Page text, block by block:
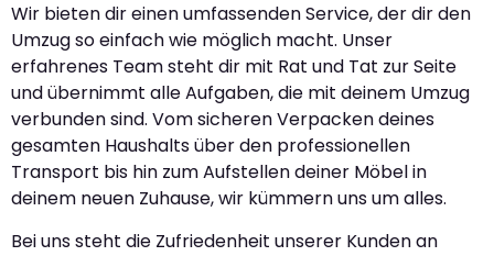
Wir bieten dir einen umfassenden Service, der dir den
Umzug so einfach wie möglich macht. Unser
erfahrenes Team steht dir mit Rat und Tat zur Seite
und übernimmt alle Aufgaben, die mit deinem Umzug
verbunden sind. Vom sicheren Verpacken deines
gesamten Haushalts über den professionellen
Transport bis hin zum Aufstellen deiner Möbel in
deinem neuen Zuhause, wir kümmern uns um alles.
Bei uns steht die Zufriedenheit unserer Kunden an